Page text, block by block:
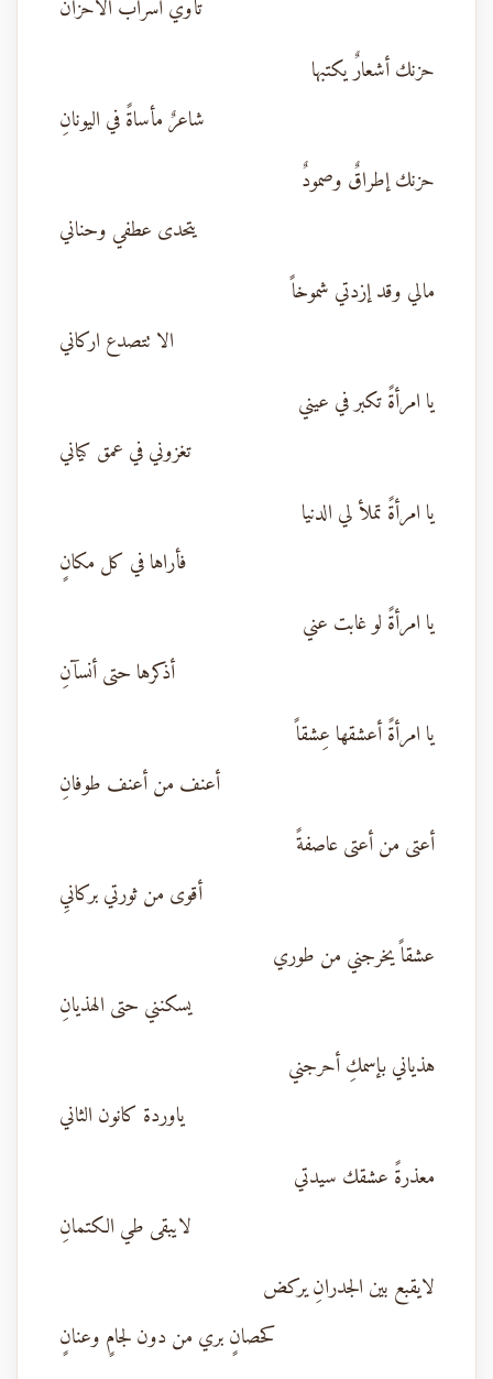
تأوي أسراب الاحزآن
حزنك أشعارٌ يكتبها
شاعرٌ مأساةً في اليونانِ
حزنك إطراقٌ وصمودٌ
يتحدى عطفي وحناني
مالي وقد إزدتي شموخاً
الا تتصدع اركاني
يا امرأةً تكبر في عيني
تغزوني في عمق كياني
يا امرأةً تملأ لي الدنيا
فأراها في كل مكانٍ
يا امرأةً لو غابت عني
أذكرها حتى أنسآنِ
يا امرأةً أعشقها عِشقاً
أعنف من أعنف طوفانِ
أعتى من أعتى عاصفةً
أقوى من ثورتي بركانيِ
عشقاً يخرجني من طوري
يسكنني حتى الهذيانِ
هذياني بإسمكِ أحرجني
ياوردة كانون الثاني
معذرةً عشقك سيدتي
لايبقى طي الكتمانِ
لايقبع بين الجدرانِ يركض
كحصانٍ بري من دون لجامٍ وعنانٍ